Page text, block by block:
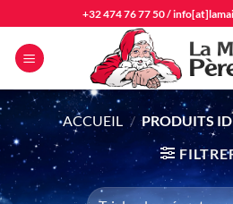
au
contenu
+32 474 76 77 50/
ACCUEIL / PRODUITS